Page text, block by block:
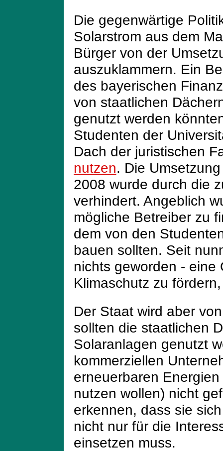
Die gegenwärtige
Solarstrom aus dem
Bürger von der
auszuklammern. Ein
des bayerischen
von staatlichen
genutzt werden
Studenten der
Dach der juristischen
nutzen. Die
2008 wurde durch die
verhindert. Angeblich
mögliche Betreiber zu
dem von den
bauen sollten. Seit
nichts geworden - eine
Klimaschutz zu
Der Staat wird aber
sollten die staatlichen
Solaranlagen genutzt
kommerziellen
erneuerbaren
nutzen wollen) nicht
erkennen, dass sie
nicht nur für die
einsetzen muss.